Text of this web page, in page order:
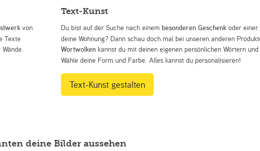
von
Texte
Text-Kunst
Du bist auf der Suche nach einem besonderen Geschenk oder einer
deine Wohnung? Dann schau doch mal bei unseren anderen
Wortwolken kannst du mit deinen eigenen persönlichen Wörtern und
Wähle deine Form und Farbe. Alles kannst du personalisieren!
Text-Kunst gestalten
deine Bilder aussehen